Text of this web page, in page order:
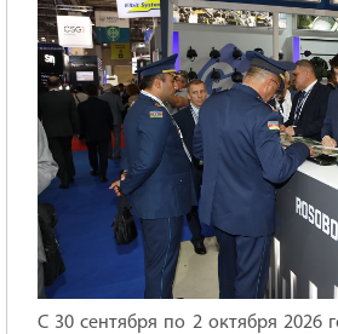
С 30 сентября по 2 октября 2026